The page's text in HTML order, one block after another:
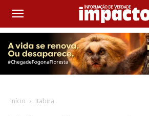
Início Itabira